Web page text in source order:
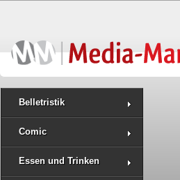
Belletristik
Comic
Essen und Trinken